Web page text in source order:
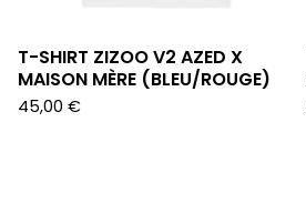
T-SHIRT ZIZOO V2 AZED X
MAISON MÈRE (BLEU/ROUGE)
45,00 €